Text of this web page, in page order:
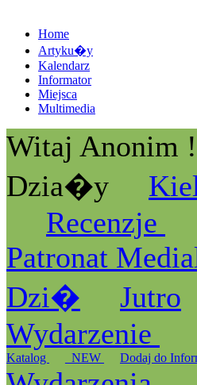
Home
Artyku�y
Kalendarz
Informator
Miejsca
Multimedia
Witaj Anonim !
Dzia�y
Recenzje
Patronat
Dzi�
Jutro
Wydarzenie
Katalog _NEW Dodaj do